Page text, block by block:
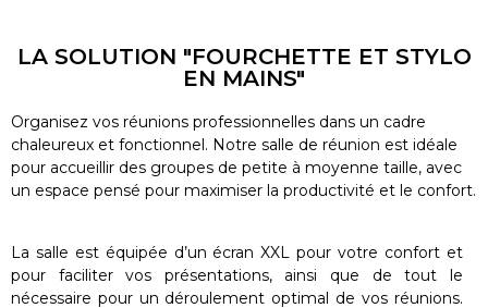
LA SOLUTION "FOURCHETTE ET STYLO
EN MAINS"
Organisez vos réunions professionnelles dans un cadre
chaleureux et fonctionnel. Notre salle de réunion est idéale
pour accueillir des groupes de petite à moyenne taille, avec
un espace pensé pour maximiser la productivité et le confort.
La salle est équipée d’un écran XXL pour votre confort et
pour faciliter vos présentations, ainsi que de tout le
nécessaire pour un déroulement optimal de vos réunions.